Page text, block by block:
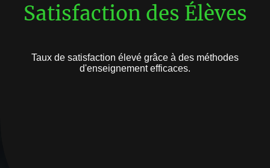
Satisfaction des Élèves
Taux de satisfaction élevé grâce à des méthodes
d'enseignement efficaces.